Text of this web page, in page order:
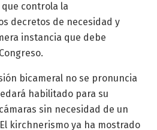
controla la
decretos de necesidad y
instancia que debe
bicameral no se pronuncia
habilitado para su
sin necesidad de un
kirchnerismo ya ha mostrado